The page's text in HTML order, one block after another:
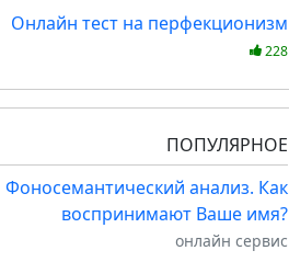
Онлайн тест на перфекционизм
228
ПОПУЛЯРНОЕ
Фоносемантический анализ. Как
воспринимают Ваше имя?
онлайн сервис